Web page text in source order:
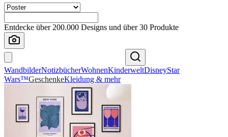
Entdecke über 200.000 Designs und über 30 Produkte
WandbilderNotizbücherWohnenKinderweltDisneyStar
Wars™GeschenkeKleidung & mehr